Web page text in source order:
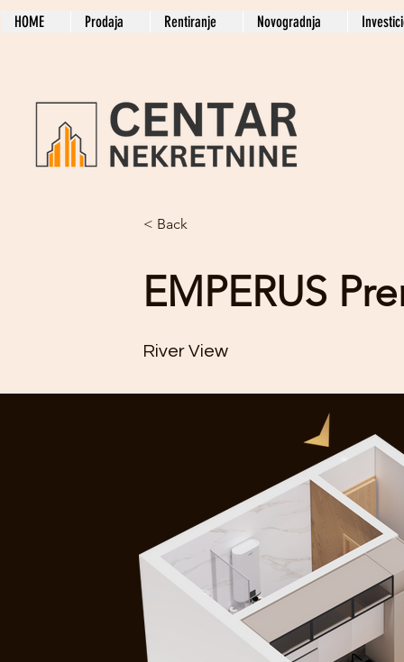
HOME Prodaja Rentiranje Novogradnja
< Back
EMPERUS
River View